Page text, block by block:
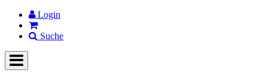
Login
Suche